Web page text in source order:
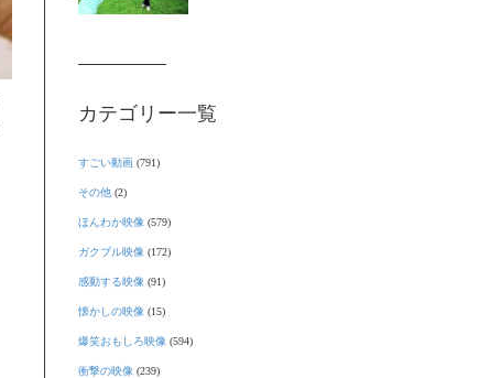
カテゴリー一覧
すごい動画 (791)
その他 (2)
ほんわか映像 (579)
ガクブル映像 (172)
感動する映像 (91)
懐かしの映像 (15)
爆笑おもしろ映像 (594)
衝撃の映像 (239)